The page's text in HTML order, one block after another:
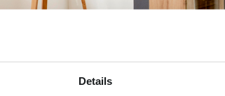
Details